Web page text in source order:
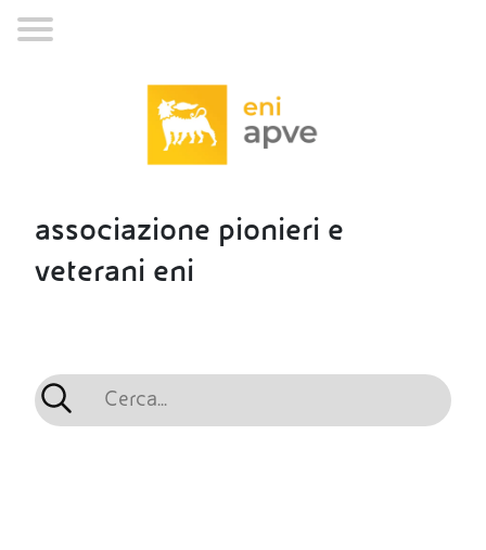
associazione pionieri e
veterani eni